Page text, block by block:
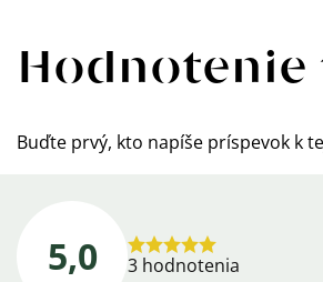
Hodnotenie
Buďte prvý, kto napíše príspevok k
5,0
Priemerné
3 hodnotenia